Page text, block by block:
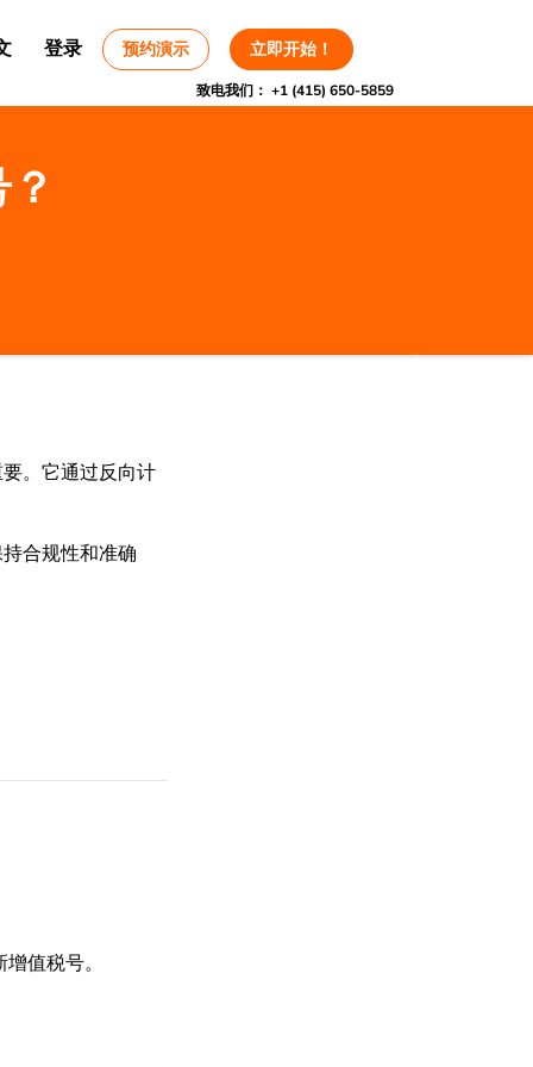
登录 预约演示 立即开始！
致电我们： +1 (415) 650-5859
。它通过反向计
合规性和准确
值税号。